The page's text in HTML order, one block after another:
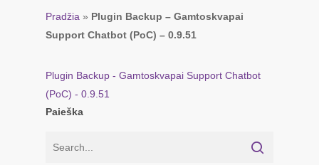
Pradžia » Plugin Backup – Gamtoskvapai
Support Chatbot (PoC) – 0.9.51
Plugin Backup - Gamtoskvapai Support Chatbot
(PoC) - 0.9.51
Paieška